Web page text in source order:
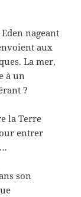
nageant
aux
La mer,
à un
?
la Terre
entrer
son